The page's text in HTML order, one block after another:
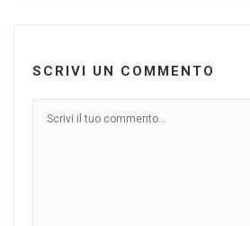
SCRIVI UN COMMENTO